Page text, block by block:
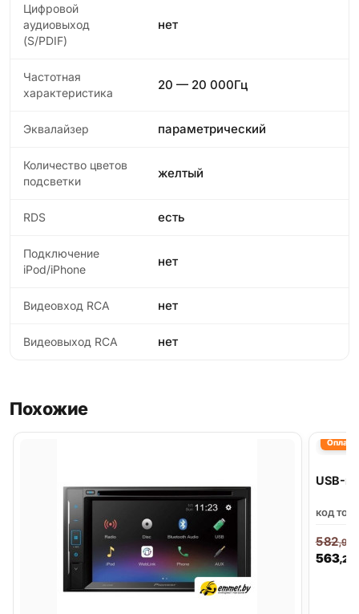
Цифровой
аудиовыход
(S/PDIF)
нет
Частотная
характеристика
20 — 20 000Гц
Эквалайзер параметрический
Количество цветов
подсветки
желтый
RDS есть
Подключение
iPod/iPhone
нет
Видеовход RCA нет
Видеовыход RCA нет
Похожие
Оплата
USB-
код
563,20
582,91